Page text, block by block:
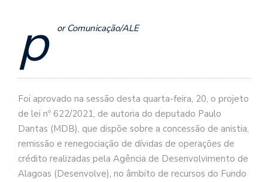
p or Comunicação/ALE
Foi aprovado na sessão desta quarta-feira, 20, o projeto
de lei nº 622/2021, de autoria do deputado Paulo
Dantas (MDB), que dispõe sobre a concessão de anistia,
remissão e renegociação de dívidas de operações de
crédito realizadas pela Agência de Desenvolvimento de
Alagoas (Desenvolve), no âmbito de recursos do Fundo